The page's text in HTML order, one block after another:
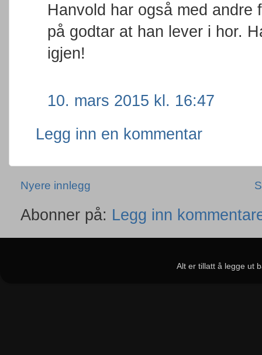
Hanvold har også med andre
på godtar at han lever i hor.
igjen!
10. mars 2015 kl. 16:47
Legg inn en kommentar
Nyere innlegg
Abonner på: Legg inn
Alt er tillatt å legge ut